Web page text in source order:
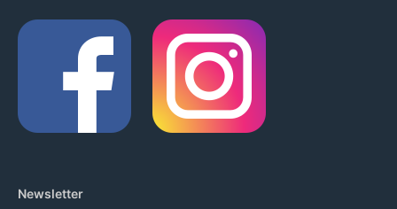
Newsletter